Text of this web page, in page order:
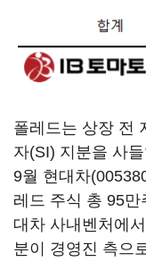
폴레드는 상장 전
자(SI) 지분을 사
9월 현대차
레드 주식 총 95
대차 사내벤처에
분이 경영진 측으